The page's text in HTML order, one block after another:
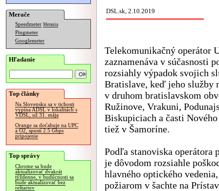
Merače
Speedmeter Merania
Pingmeter
Googlemeter
Hľadanie
Top články
Na Slovensku sa v tichosti
vypína ADSL v lokalitách s
VDSL, už 31. mája
Orange sa doťahuje na UPC
a O2, spustí 2.5 Gbps
pripojenie
Top správy
Chrome sa bude
aktualizovať dvakrát
týždenne, v budúcnosti sa
bude aktualizovať bez
reštartov
DSL.sk, 2.10.2019
Telekomunikačný operátor
zaznamenáva v súčasnosti
rozsiahly výpadok svojich
Bratislave, keď jeho služby
v druhom bratislavskom
Ružinove, Vrakuni,
Biskupiciach a časti
tiež v Šamoríne.
Podľa stanoviska operátora
je dôvodom rozsiahle
hlavného optického vedenia,
požiarom v šachte na